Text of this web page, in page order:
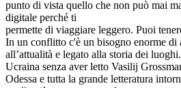
punto di vista quello che non può mai
digitale perché ti
permette di viaggiare leggero. Puoi
In un conflitto c'è un bisogno enorme di
all’attualità e legato alla storia dei
Ucraina senza aver letto Vasilij
Odessa e tutta la grande letteratura